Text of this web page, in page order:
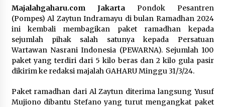
Majalahgaharu.com JakartaPondok Pesantren
(Pompes) Al Zaytun Indramayu di bulan Ramadhan 2024
ini kembali membagikan paket ramadhan kepada
sejumlah pihak salah satunya kepada Persatuan
Wartawan Nasrani Indonesia (PEWARNA). Sejumlah 100
paket yang terdiri dari 5 kilo beras dan 2 kilo gula pasir
dikirim ke redaksi majalah GAHARU Minggu 31/3/24.
Paket ramadhan dari Al Zaytun diterima langsung Yusuf
Mujiono dibantu Stefano yang turut mengangkat paket